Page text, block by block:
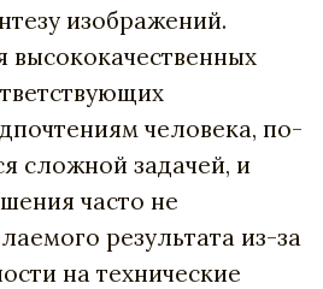
изображений.
высококачественных
человека, по-
сложной задачей, и
часто не
результата из-за
на технические